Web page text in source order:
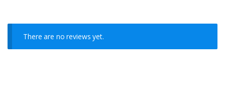
There are no reviews yet.